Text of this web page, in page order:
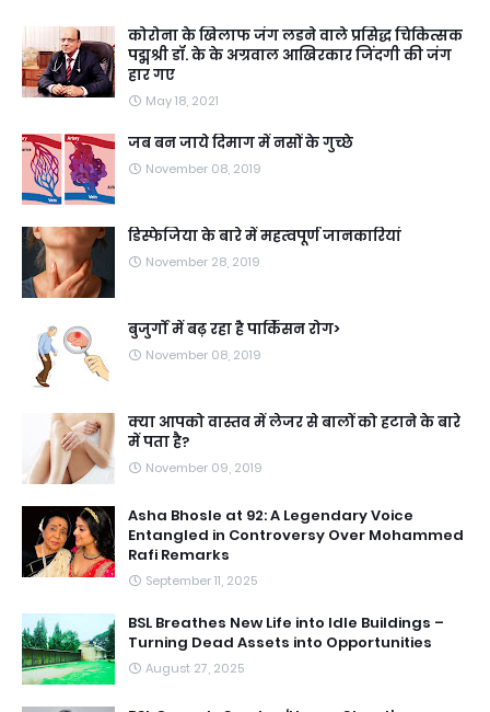
कोरोना के खिलाफ जंग लडने वाले प्रसिद्ध चिकित्सक
पद्मश्री डॉ. के के अग्रवाल आखिरकार जिंदगी की जंग
हार गए
May 18, 2021
जब बन जाये दिमाग में नसों के गुच्छे
November 08, 2019
डिस्फेजिया के बारे में महत्वपूर्ण जानकारियां
November 28, 2019
बुजुर्गों में बढ़ रहा है पार्किंसन रोग>
November 08, 2019
क्या आपको वास्तव में लेजर से बालों को हटाने के बारे
में पता है?
November 09, 2019
Asha Bhosle at 92: A Legendary Voice
Entangled in Controversy Over Mohammed
Rafi Remarks
September 11, 2025
BSL Breathes New Life into Idle Buildings –
Turning Dead Assets into Opportunities
August 27, 2025